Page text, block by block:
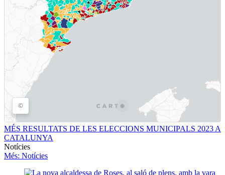
MÉS RESULTATS DE LES ELECCIONS MUNICIPALS 2023 A
CATALUNYA
Notícies
Més: Notícies